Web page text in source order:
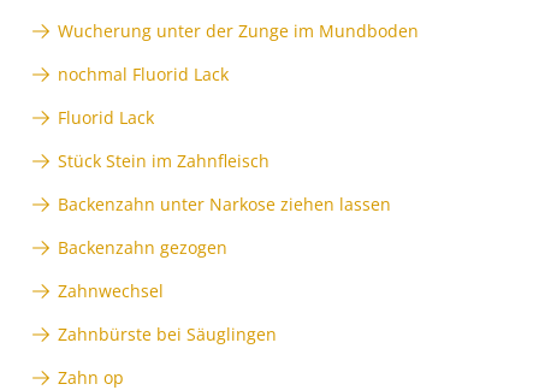
Wucherung unter der Zunge im Mundboden
nochmal Fluorid Lack
Fluorid Lack
Stück Stein im Zahnfleisch
Backenzahn unter Narkose ziehen lassen
Backenzahn gezogen
Zahnwechsel
Zahnbürste bei Säuglingen
Zahn op